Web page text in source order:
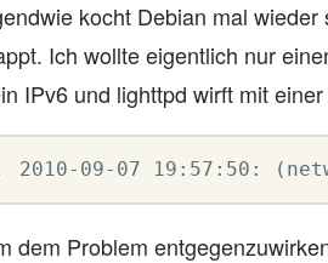
kocht Debian mal
Ich wollte eigentlich nur
IPv6 und lighttpd wirft mit
2010-09-07 19:57:50:
dem Problem